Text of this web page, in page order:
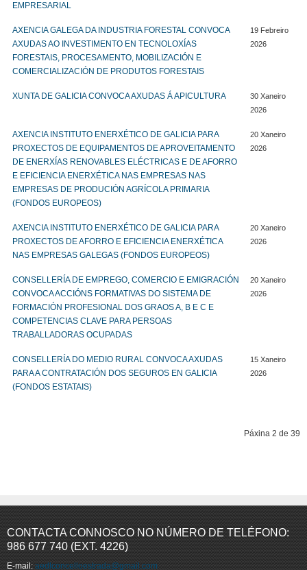
EMPRESARIAL
AXENCIA GALEGA DA INDUSTRIA FORESTAL CONVOCA
AXUDAS AO INVESTIMENTO EN TECNOLOXÍAS
FORESTAIS, PROCESAMENTO, MOBILIZACIÓN E
COMERCIALIZACIÓN DE PRODUTOS FORESTAIS
19 Febreiro
2026
XUNTA DE GALICIA CONVOCA AXUDAS Á APICULTURA
30 Xaneiro
2026
AXENCIA INSTITUTO ENERXÉTICO DE GALICIA PARA
PROXECTOS DE EQUIPAMENTOS DE APROVEITAMENTO
DE ENERXÍAS RENOVABLES ELÉCTRICAS E DE AFORRO
E EFICIENCIA ENERXÉTICA NAS EMPRESAS NAS
EMPRESAS DE PRODUCIÓN AGRÍCOLA PRIMARIA
(FONDOS EUROPEOS)
20 Xaneiro
2026
AXENCIA INSTITUTO ENERXÉTICO DE GALICIA PARA
PROXECTOS DE AFORRO E EFICIENCIA ENERXÉTICA
NAS EMPRESAS GALEGAS (FONDOS EUROPEOS)
20 Xaneiro
2026
CONSELLERÍA DE EMPREGO, COMERCIO E EMIGRACIÓN
CONVOCA ACCIÓNS FORMATIVAS DO SISTEMA DE
FORMACIÓN PROFESIONAL DOS GRAOS A, B E C E
COMPETENCIAS CLAVE PARA PERSOAS
TRABALLADORAS OCUPADAS
20 Xaneiro
2026
CONSELLERÍA DO MEDIO RURAL CONVOCA AXUDAS
PARA A CONTRATACIÓN DOS SEGUROS EN GALICIA
(FONDOS ESTATAIS)
15 Xaneiro
2026
Páxina 2 de 39
CONTACTA CONNOSCO NO NÚMERO DE TELÉFONO:
986 677 740 (EXT. 4226)
E-mail: aedlconcelloestrada@gmail.com